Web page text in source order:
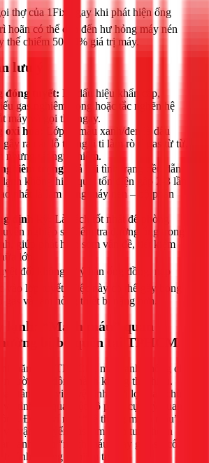
thợ của 1Fix ngay khi phát hiện ống
hoãn có thể dẫn đến hư hỏng máy nén
thế chiếm 50-70% giá trị máy.
lưu ý
đóng tuyết: Là dấu hiệu khẩn cấp,
gas nghiêm trọng hoặc tắc nghẽn hệ
máy và gọi thợ ngay.
hóa:
Lớp gỉ màu xanh/đen là dấu
gây ra các lỗ thủng li ti làm rò rỉ gas từ từ,
nhưng rất nguy hiểm.
trọng:
Cả hai tình trạng đều dẫn
không hiệu quả, tốn điện gấp 2-3 lần
nhất là làm hỏng máy nén – bộ phận
định kỳ:
Là cách tốt nhất để phòng
nghiệp sẽ kiểm tra đường ống trong
giúp phát hiện sớm vấn đề, tiết kiệm
lớn.
đối không tự ý hàn ống đồng, nạp
vào lớp tuyết. Việc này có thể gây bỏng
gas và làm hỏng thiết bị nặng hơn.
lạnh: “Mạch máu” quan
bị bỏ quên tại TPHCM
năm của TPHCM, máy lạnh không chỉ
người bạn đồng hành không thể thiếu.
tâm đến việc vệ sinh lưới lọc, lau chùi
vô tình bỏ qua một bộ phận cực kỳ quan
Được ví như “hệ thống mạch máu”,
vụ vận chuyển gas làm lạnh tuần hoàn
lạnh. Khi “mạch máu” này gặp sự cố,
bị ảnh hưởng nghiêm trọng.